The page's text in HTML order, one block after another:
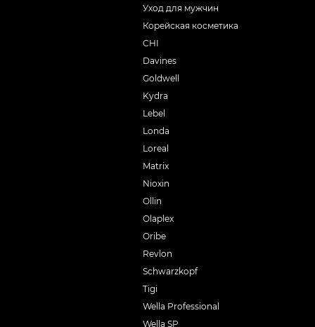
Уход для мужчин
Корейская косметика
CHI
Davines
Goldwell
Kydra
Lebel
Londa
Loreal
Matrix
Nioxin
Ollin
Olaplex
Oribe
Revlon
Schwarzkopf
Tigi
Wella Professional
Wella SP